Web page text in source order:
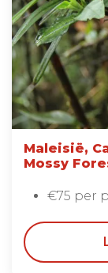
Maleisië,
Mossy
€75 per